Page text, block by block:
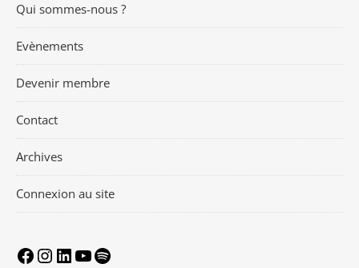
Qui sommes-nous ?
Evènements
Devenir membre
Contact
Archives
Connexion au site